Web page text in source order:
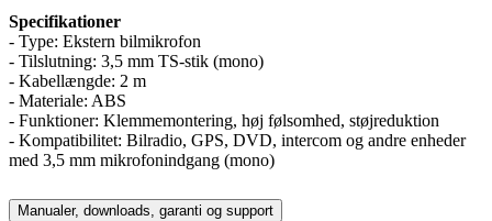
Specifikationer
- Type: Ekstern bilmikrofon
- Tilslutning: 3,5 mm TS-stik (mono)
- Kabellængde: 2 m
- Materiale: ABS
- Funktioner: Klemmemontering, høj følsomhed, støjreduktion
- Kompatibilitet: Bilradio, GPS, DVD, intercom og andre enheder
med 3,5 mm mikrofonindgang (mono)
Manualer, downloads, garanti og support